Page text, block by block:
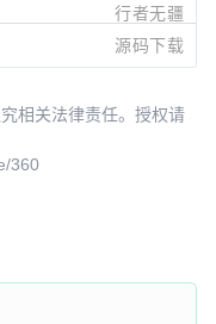
行者无疆
koogua
koogua
源码下载
相关法律责任。授权请
360